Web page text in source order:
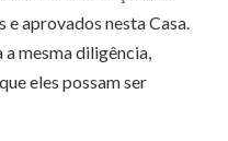
aprovados nesta Casa.
a mesma diligência,
eles possam ser